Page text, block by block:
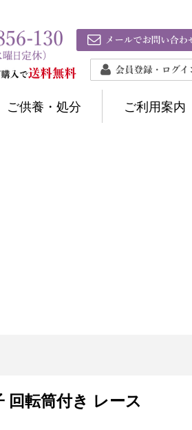
ご供養・処分 ご利用案内
回転筒付き レース